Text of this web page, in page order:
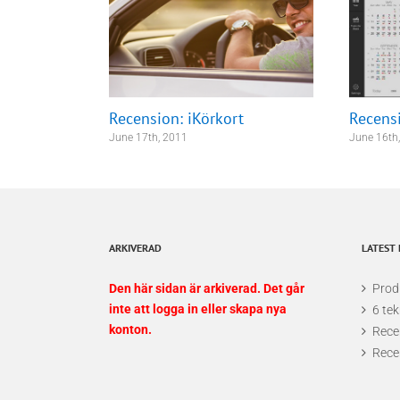
Efter att ha jailbreakat min iPhone och laddat ned
kontrollerna, gå in på idsoftwares hemsida och välja
Recension: iKörkort
June 17th, 2011 June
ARKIVERAD
Den här sidan är arkiverad. Det går
inte att logga in eller skapa nya
konton.
LATEST
6